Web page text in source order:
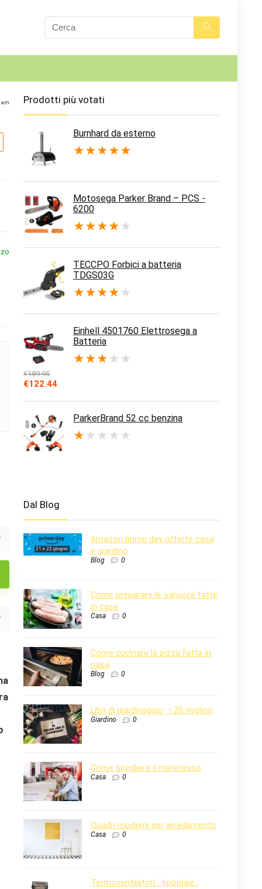
am Prodotti più votati
Burnhard da esterno
★★★★★
Motosega Parker Brand – PCS -
6200
★★★★ ★
TECCPO Forbici a batteria
TDGS03G
★★★★ ★
Einhell 4501760 Elettrosega a
Batteria
★★★ ★ ★
€189.95
Il
originale
era:
€189.95.
€122.44Il
attuale
€122.44.
ParkerBrand 52 cc benzina
★ ★ ★ ★ ★
Dal Blog
Amazon prime day offerte casa
e giardino
Blog 0
Come preparare le salsicce fatte
in casa
Casa 0
Come cucinare la pizza fatta in
casa
Blog 0
Libri di giardinaggio : i 20 migliori
Giardino 0
Come scegliere il materasso
Casa 0
Quadri moderni per arredamento
Casa 0
Termoventilatori : tipologie ,